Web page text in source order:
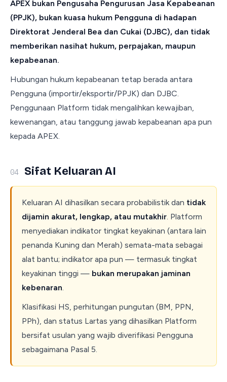
APEX bukan Pengusaha Pengurusan Jasa Kepabeanan
(PPJK), bukan kuasa hukum Pengguna di hadapan
Direktorat Jenderal Bea dan Cukai (DJBC), dan tidak
memberikan nasihat hukum, perpajakan, maupun
kepabeanan.
Hubungan hukum kepabeanan tetap berada antara
Pengguna (importir/eksportir/PPJK) dan DJBC.
Penggunaan Platform tidak mengalihkan kewajiban,
kewenangan, atau tanggung jawab kepabeanan apa pun
kepada APEX.
04 Sifat Keluaran AI
Keluaran AI dihasilkan secara probabilistik dan tidak
dijamin akurat, lengkap, atau mutakhir. Platform
menyediakan indikator tingkat keyakinan (antara lain
penanda Kuning dan Merah) semata-mata sebagai
alat bantu; indikator apa pun — termasuk tingkat
keyakinan tinggi — bukan merupakan jaminan
kebenaran.
Klasifikasi HS, perhitungan pungutan (BM, PPN,
PPh), dan status Lartas yang dihasilkan Platform
bersifat usulan yang wajib diverifikasi Pengguna
sebagaimana Pasal 5.